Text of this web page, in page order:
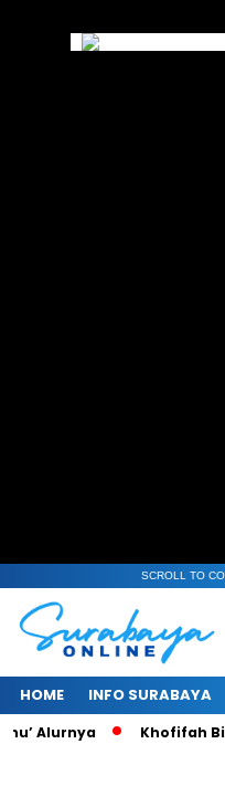
SCROLL TO
HOME INFO SURABAYA
Alurnya Khofifah Bisa